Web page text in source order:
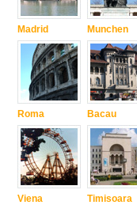
Madrid
Roma
Viena
Munchen
Bacau
Timisoara